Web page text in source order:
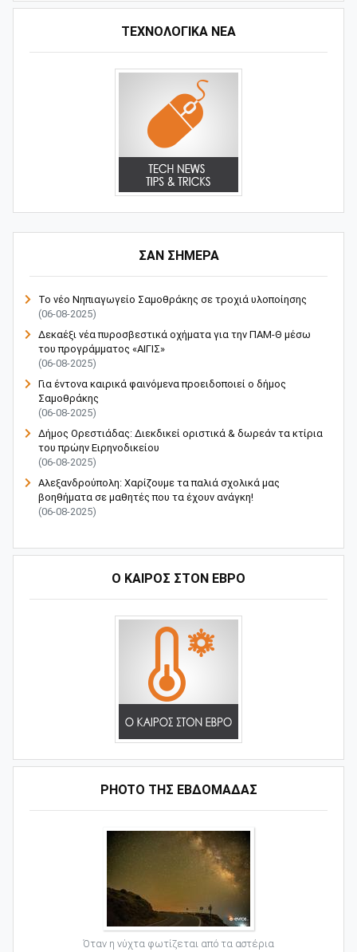
ΤΕΧΝΟΛΟΓΙΚΑ ΝΕΑ
ΣΑΝ ΣΗΜΕΡΑ
Το νέο Νηπιαγωγείο Σαμοθράκης σε τροχιά υλοποίησης
(06-08-2025)
Δεκαέξι νέα πυροσβεστικά οχήματα για την ΠΑΜ-Θ μέσω
του προγράμματος «ΑΙΓΙΣ»
(06-08-2025)
Για έντονα καιρικά φαινόμενα προειδοποιεί ο δήμος
Σαμοθράκης
(06-08-2025)
Δήμος Ορεστιάδας: Διεκδικεί οριστικά & δωρεάν τα κτίρια
του πρώην Ειρηνοδικείου
(06-08-2025)
Αλεξανδρούπολη: Χαρίζουμε τα παλιά σχολικά μας
βοηθήματα σε μαθητές που τα έχουν ανάγκη!
(06-08-2025)
Ο ΚΑΙΡΟΣ ΣΤΟΝ ΕΒΡΟ
PHOTO ΤΗΣ ΕΒΔΟΜΑΔΑΣ
Όταν η νύχτα φωτίζεται από τα αστέρια